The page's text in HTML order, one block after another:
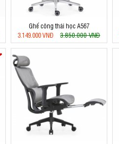
Ghế công thái học A567
3.149.000 VNĐ
3.850.000 VNĐ